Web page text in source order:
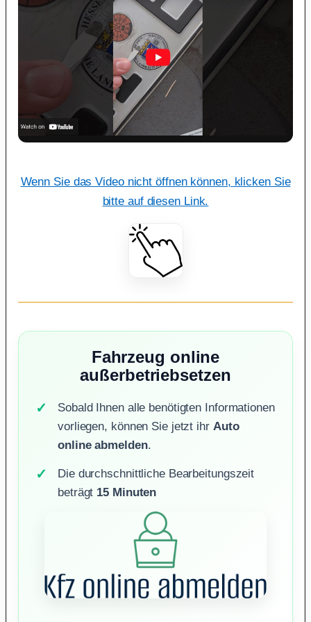
Wenn Sie das Video nicht öffnen können, klicken Sie
bitte auf diesen Link.
Fahrzeug online
außerbetriebsetzen
Sobald Ihnen alle benötigten Informationen
vorliegen, können Sie jetzt ihr Auto
online abmelden.
Die durchschnittliche Bearbeitungszeit
beträgt 15 Minuten